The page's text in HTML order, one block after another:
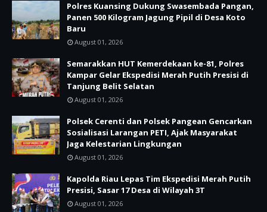
Polres Kuansing Dukung Swasembada Pangan,
Panen 500 Kilogram Jagung Pipil di Desa Koto
Baru
August 01, 2026
Semarakkan HUT Kemerdekaan ke-81, Polres
Kampar Gelar Ekspedisi Merah Putih Presisi di
Tanjung Belit Selatan
August 01, 2026
Polsek Cerenti dan Polsek Pangean Gencarkan
Sosialisasi Larangan PETI, Ajak Masyarakat
Jaga Kelestarian Lingkungan
August 01, 2026
Kapolda Riau Lepas Tim Ekspedisi Merah Putih
Presisi, Sasar 17 Desa di Wilayah 3T
August 01, 2026